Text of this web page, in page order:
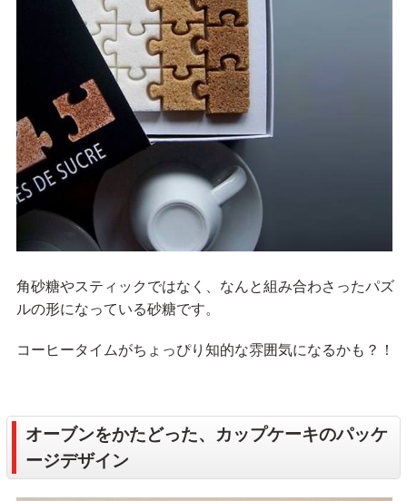
角砂糖やスティックではなく、なんと組み合わさったパズ
ルの形になっている砂糖です。
コーヒータイムがちょっぴり知的な雰囲気になるかも？！
オーブンをかたどった、カップケーキのパッケ
ージデザイン